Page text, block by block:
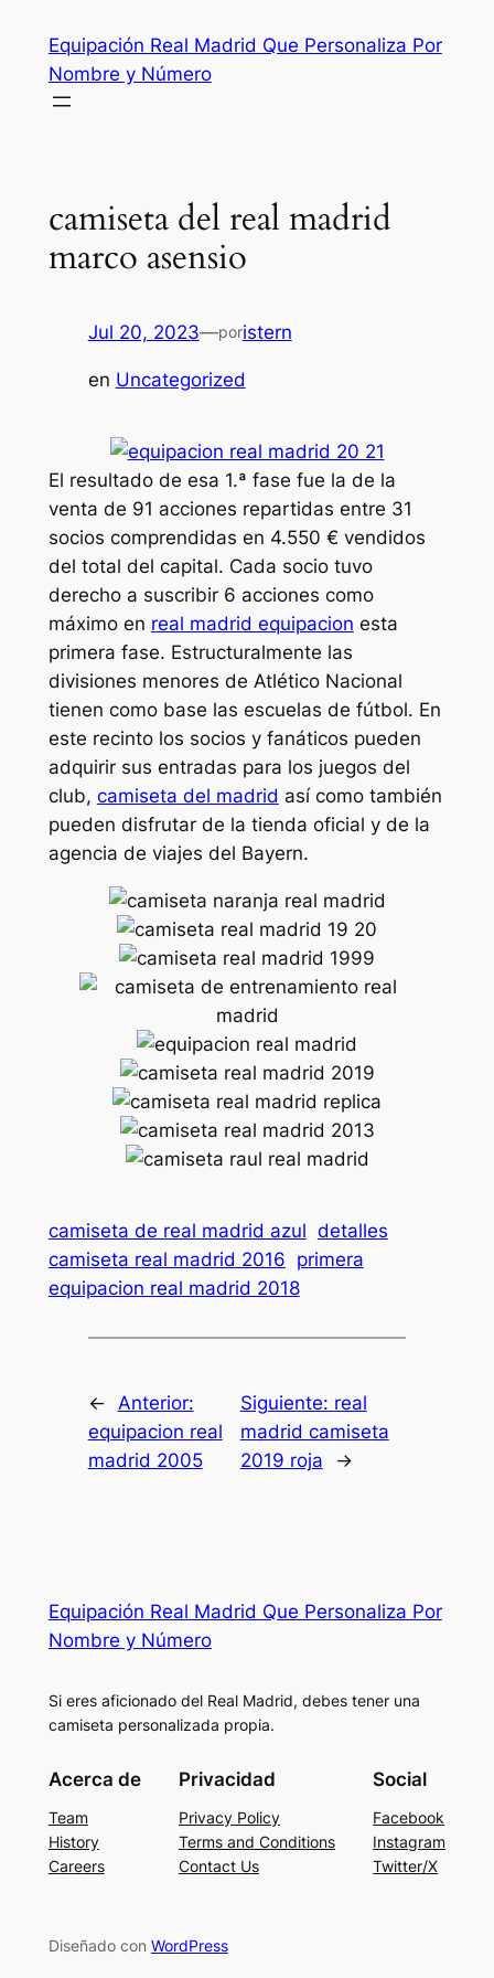
contenido
Equipación Real Madrid Que Personaliza Por
Nombre y Número
camiseta del real madrid
marco asensio
Jul 20, 2023—poristern
en Uncategorized
El resultado de esa 1.ª fase fue la de la
venta de 91 acciones repartidas entre 31
socios comprendidas en 4.550 € vendidos
del total del capital. Cada socio tuvo
derecho a suscribir 6 acciones como
máximo en real madrid equipacion esta
primera fase. Estructuralmente las
divisiones menores de Atlético Nacional
tienen como base las escuelas de fútbol. En
este recinto los socios y fanáticos pueden
adquirir sus entradas para los juegos del
club, camiseta del madrid así como también
pueden disfrutar de la tienda oficial y de la
agencia de viajes del Bayern.
camiseta de real madrid azul detalles
camiseta real madrid 2016 primera
equipacion real madrid 2018
←
Anterior:
equipacion real
madrid 2005
Siguiente: real
madrid camiseta
2019 roja
→
Equipación Real Madrid Que Personaliza Por
Nombre y Número
Si eres aficionado del Real Madrid, debes tener una
camiseta personalizada propia.
Acerca de
Team
History
Careers
Privacidad
Privacy Policy
Terms and Conditions
Contact Us
Social
Facebook
Instagram
Twitter/X
Diseñado con WordPress